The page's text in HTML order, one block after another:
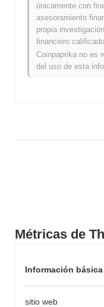
Métricas de
Información básica
sitio web
Máximo Histórico
Mínimo Histórico
The Wolfpack se
ATH .
¿Cómo se está
únicamente con
asesoramiento
propia
financiero
Coinpaprika no es
del uso de esta